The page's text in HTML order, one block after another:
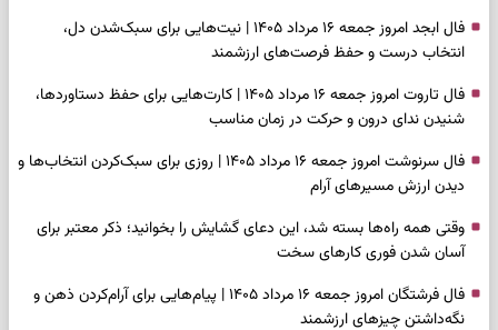
فال ابجد امروز جمعه ۱۶ مرداد ۱۴۰۵ | نیت‌هایی برای سبک‌شدن دل،
انتخاب درست و حفظ فرصت‌های ارزشمند
فال تاروت امروز جمعه ۱۶ مرداد ۱۴۰۵ | کارت‌هایی برای حفظ دستاوردها،
شنیدن ندای درون و حرکت در زمان مناسب
فال سرنوشت امروز جمعه ۱۶ مرداد ۱۴۰۵ | روزی برای سبک‌کردن انتخاب‌ها و
دیدن ارزش مسیرهای آرام
وقتی همه راه‌ها بسته شد، این دعای گشایش را بخوانید؛ ذکر معتبر برای
آسان شدن فوری کارهای سخت
فال فرشتگان امروز جمعه ۱۶ مرداد ۱۴۰۵ | پیام‌هایی برای آرام‌کردن ذهن و
نگه‌داشتن چیزهای ارزشمند